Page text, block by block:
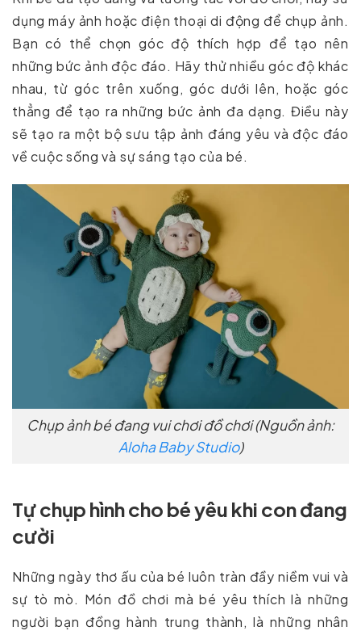
dụng máy ảnh hoặc điện thoại di động để chụp ảnh.
Bạn có thể chọn góc độ thích hợp để tạo nên
những bức ảnh độc đáo. Hãy thử nhiều góc độ khác
nhau, từ góc trên xuống, góc dưới lên, hoặc góc
thẳng để tạo ra những bức ảnh đa dạng. Điều này
sẽ tạo ra một bộ sưu tập ảnh đáng yêu và độc đáo
về cuộc sống và sự sáng tạo của bé.
Chụp ảnh bé đang vui chơi đồ chơi (Nguồn ảnh:
Aloha Baby Studio)
Tự chụp hình cho bé yêu khi con đang
cười
Những ngày thơ ấu của bé luôn tràn đầy niềm vui và
sự tò mò. Món đồ chơi mà bé yêu thích là những
người bạn đồng hành trung thành, là những nhân